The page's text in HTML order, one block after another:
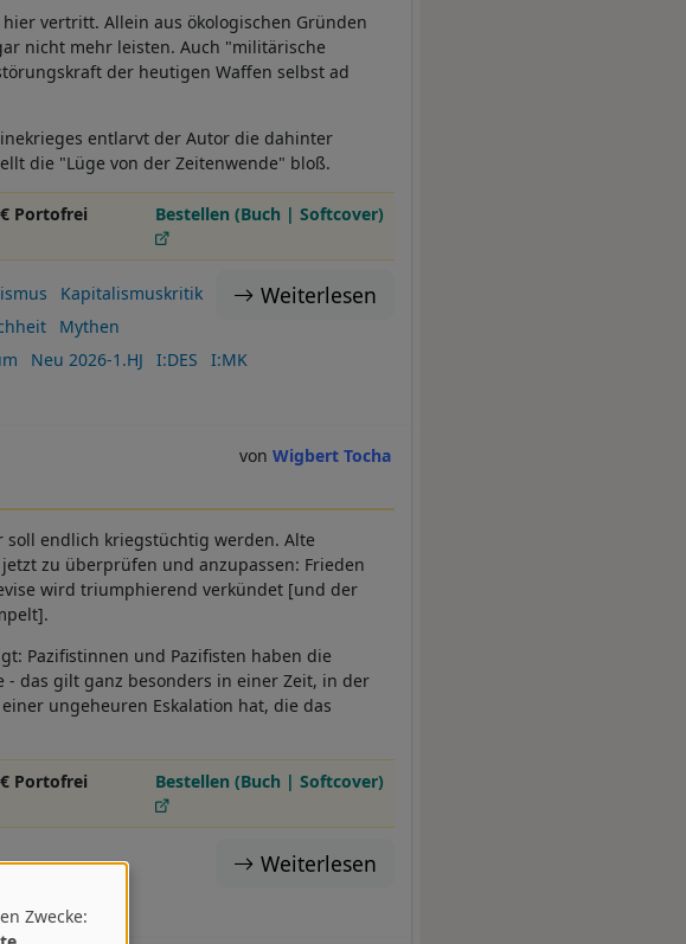
vertritt. Allein aus ökologischen Gründen
nicht mehr leisten. Auch "militärische
der heutigen Waffen selbst ad
entlarvt der Autor die dahinter
die "Lüge von der Zeitenwende" bloß.
Portofrei Bestellen (Buch | Softcover)
Weiterlesen
Kapitalismuskritik
Mythen
Neu 2026-1.HJ I:DES I:MK
Wigbert Tocha
soll endlich kriegstüchtig werden. Alte
zu überprüfen und anzupassen: Frieden
wird triumphierend verkündet [und der
Pazifistinnen und Pazifisten haben die
das gilt ganz besonders in einer Zeit, in der
ungeheuren Eskalation hat, die das
Portofrei Bestellen (Buch | Softcover)
Weiterlesen
Zwecke: